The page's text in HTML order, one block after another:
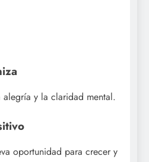
y la claridad mental.
oportunidad para crecer y